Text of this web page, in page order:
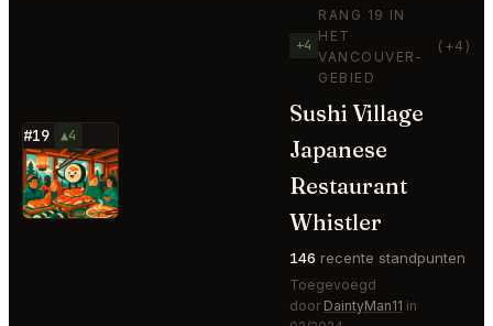
#19 ▲4
⭐
+4
RANG 19 IN
HET
VANCOUVER-
GEBIED
(+4)
Sushi Village
Japanese
Restaurant
Whistler
146 recente standpunten
Toegevoegd
door DaintyMan11 in